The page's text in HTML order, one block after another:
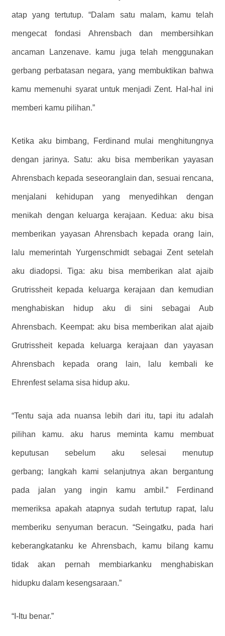
atap yang tertutup. “Dalam satu malam, kamu telah
mengecat fondasi Ahrensbach dan membersihkan
ancaman Lanzenave. kamu juga telah menggunakan
gerbang perbatasan negara, yang membuktikan bahwa
kamu memenuhi syarat untuk menjadi Zent. Hal-hal ini
memberi kamu pilihan.”
Ketika aku bimbang, Ferdinand mulai menghitungnya
dengan jarinya. Satu: aku bisa memberikan yayasan
Ahrensbach kepada seseoranglain dan, sesuai rencana,
menjalani kehidupan yang menyedihkan dengan
menikah dengan keluarga kerajaan. Kedua: aku bisa
memberikan yayasan Ahrensbach kepada orang lain,
lalu memerintah Yurgenschmidt sebagai Zent setelah
aku diadopsi. Tiga: aku bisa memberikan alat ajaib
Grutrissheit kepada keluarga kerajaan dan kemudian
menghabiskan hidup aku di sini sebagai Aub
Ahrensbach. Keempat: aku bisa memberikan alat ajaib
Grutrissheit kepada keluarga kerajaan dan yayasan
Ahrensbach kepada orang lain, lalu kembali ke
Ehrenfest selama sisa hidup aku.
“Tentu saja ada nuansa lebih dari itu, tapi itu adalah
pilihan kamu. aku harus meminta kamu membuat
keputusan sebelum aku selesai menutup
gerbang; langkah kami selanjutnya akan bergantung
pada jalan yang ingin kamu ambil.” Ferdinand
memeriksa apakah atapnya sudah tertutup rapat, lalu
memberiku senyuman beracun. “Seingatku, pada hari
keberangkatanku ke Ahrensbach, kamu bilang kamu
tidak akan pernah membiarkanku menghabiskan
hidupku dalam kesengsaraan.”
“I-Itu benar.”